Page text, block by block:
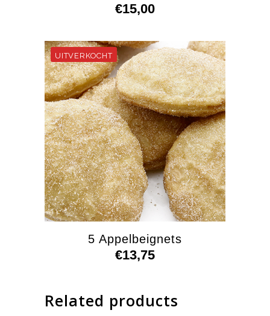
€15,00
5 Appelbeignets
€13,75
Related products